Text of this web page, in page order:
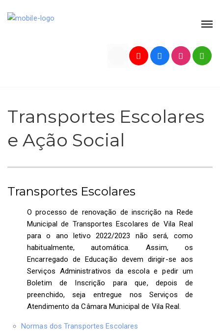
Transportes Escolares
e Ação Social
Transportes Escolares
O processo de renovação de inscrição na Rede
Municipal de Transportes Escolares de Vila Real
para o ano letivo 2022/2023 não será, como
habitualmente, automática. Assim, os
Encarregado de Educação devem dirigir-se aos
Serviços Administrativos da escola e pedir um
Boletim de Inscrição para que, depois de
preenchido, seja entregue nos Serviços de
Atendimento da Câmara Municipal de Vila Real.
Normas dos Transportes Escolares